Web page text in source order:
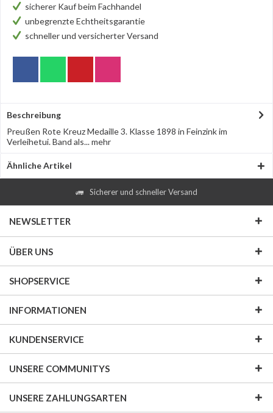
sicherer Kauf beim Fachhandel
unbegrenzte Echtheitsgarantie
schneller und versicherter Versand
Beschreibung
Preußen Rote Kreuz Medaille 3. Klasse 1898 in Feinzink im
Verleihetui. Band als...mehr
Ähnliche Artikel
Sicherer und schneller Versand
NEWSLETTER
ÜBER UNS
SHOPSERVICE
INFORMATIONEN
KUNDENSERVICE
UNSERE COMMUNITYS
UNSERE ZAHLUNGSARTEN